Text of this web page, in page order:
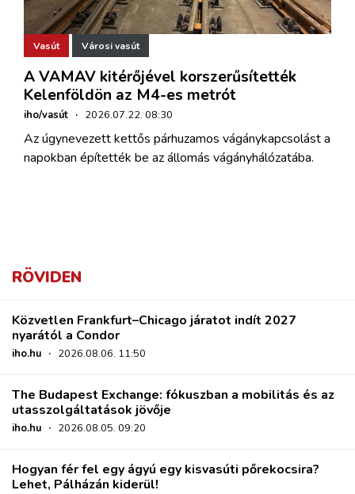
Vasút Városi vasút
A VAMAV kitérőjével korszerűsítették
Kelenföldön az M4-es metrót
iho/vasút · 2026.07.22. 08:30
Az úgynevezett kettős párhuzamos vágánykapcsolást a
napokban építették be az állomás vágányhálózatába.
RÖVIDEN
Közvetlen Frankfurt–Chicago járatot indít 2027
nyarától a Condor
iho.hu · 2026.08.06. 11:50
The Budapest Exchange: fókuszban a mobilitás és az
utasszolgáltatások jövője
iho.hu · 2026.08.05. 09:20
Hogyan fér fel egy ágyú egy kisvasúti pőrekocsira?
Lehet, Pálházán kiderül!